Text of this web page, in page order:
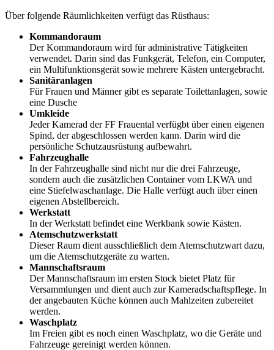
Über folgende Räumlichkeiten verfügt das Rüsthaus:
Kommandoraum
Der Kommandoraum wird für administrative Tätigkeiten
verwendet. Darin sind das Funkgerät, Telefon, ein Computer,
ein Multifunktionsgerät sowie mehrere Kästen untergebracht.
Sanitäranlagen
Für Frauen und Männer gibt es separate Toilettanlagen, sowie
eine Dusche
Umkleide
Jeder Kamerad der FF Frauental verfügbt über einen eigenen
Spind, der abgeschlossen werden kann. Darin wird die
persönliche Schutzausrüstung aufbewahrt.
Fahrzeughalle
In der Fahrzeughalle sind nicht nur die drei Fahrzeuge,
sondern auch die zusätzlichen Container vom LKWA und
eine Stiefelwaschanlage. Die Halle verfügt auch über einen
eigenen Abstellbereich.
Werkstatt
In der Werkstatt befindet eine Werkbank sowie Kästen.
Atemschutzwerkstatt
Dieser Raum dient ausschließlich dem Atemschutzwart dazu,
um die Atemschutzgeräte zu warten.
Mannschaftsraum
Der Mannschaftsraum im ersten Stock bietet Platz für
Versammlungen und dient auch zur Kameradschaftspflege. In
der angebauten Küche können auch Mahlzeiten zubereitet
werden.
Waschplatz
Im Freien gibt es noch einen Waschplatz, wo die Geräte und
Fahrzeuge gereinigt werden können.